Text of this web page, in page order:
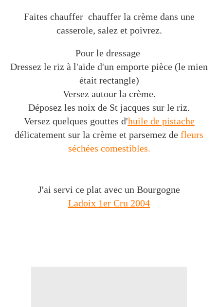
Faites chauffer chauffer la crème dans une
casserole, salez et poivrez.
Pour le dressage
Dressez le riz à l'aide d'un emporte pièce (le mien
était rectangle)
Versez autour la crème.
Déposez les noix de St jacques sur le riz.
Versez quelques gouttes d'huile de pistache
délicatement sur la crème et parsemez de fleurs
séchées comestibles.
J'ai servi ce plat avec un Bourgogne
Ladoix 1er Cru 2004